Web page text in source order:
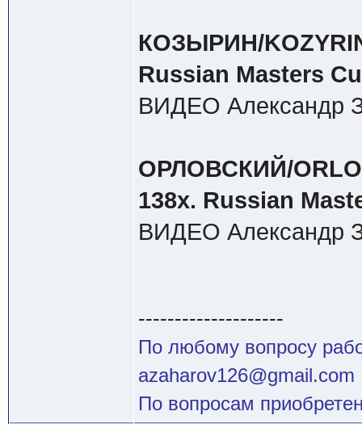
КОЗЫРИН/
Russian Masters
ВИДЕО Александр
ОРЛОВСКИЙ/
138х. Russian
ВИДЕО Александр
--------------------
По любому вопросу
azaharov126@gmail.com
По вопросам